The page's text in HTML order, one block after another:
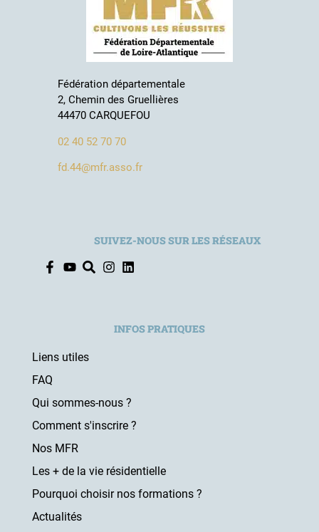
Fédération départementale
2, Chemin des Gruellières
44470 CARQUEFOU
02 40 52 70 70
fd.44@mfr.asso.fr
SUIVEZ-NOUS SUR LES RÉSEAUX
INFOS PRATIQUES
Liens utiles
FAQ
Qui sommes-nous ?
Comment s'inscrire ?
Nos MFR
Les + de la vie résidentielle
Pourquoi choisir nos formations ?
Actualités